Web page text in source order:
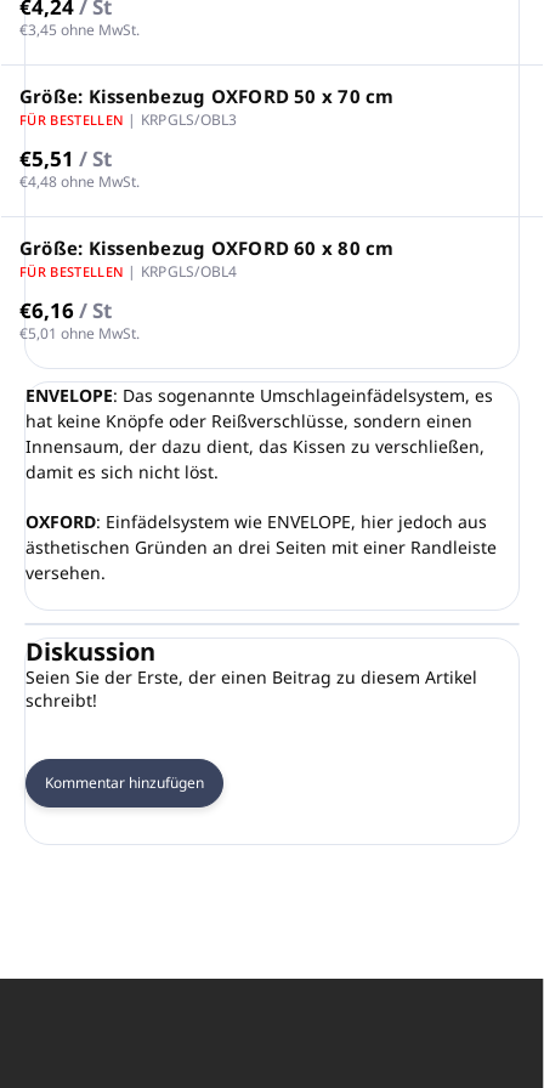
€4,24/ St
€3,45 ohne MwSt.
Größe: Kissenbezug OXFORD 50 x 70 cm
FÜR BESTELLEN | KRPGLS/OBL3
€5,51 / St
€4,48 ohne MwSt.
Größe: Kissenbezug OXFORD 60 x 80 cm
FÜR BESTELLEN | KRPGLS/OBL4
€6,16/ St
€5,01 ohne MwSt.
ENVELOPE: Das sogenannte Umschlageinfädelsystem, es
hat keine Knöpfe oder Reißverschlüsse, sondern einen
Innensaum, der dazu dient, das Kissen zu verschließen,
damit es sich nicht löst.
OXFORD: Einfädelsystem wie ENVELOPE, hier jedoch aus
ästhetischen Gründen an drei Seiten mit einer Randleiste
versehen.
Diskussion
Seien Sie der Erste, der einen Beitrag zu diesem Artikel
schreibt!
Kommentar hinzufügen